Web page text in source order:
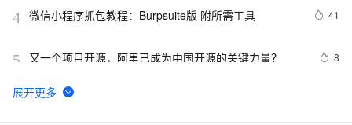
4 微信小程序抓包教程：Burpsuite版 附所需工具 41
5 又一个项目开源，阿里已成为中国开源的关键力量？ 8
6 tailwindcss使用教程